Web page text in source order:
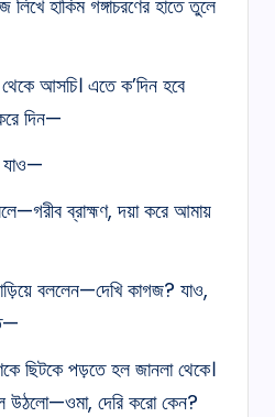
হাকিম গঙ্গাচরণের হাতে তুলে
আসচি। এতে ক’দিন হবে
দিন—
যাও—
ব্রাহ্মণ, দয়া করে আমায়
বললেন—দেখি কাগজ? যাও,
ছিটকে পড়তে হল জানলা থেকে।
দেরি করো কেন?